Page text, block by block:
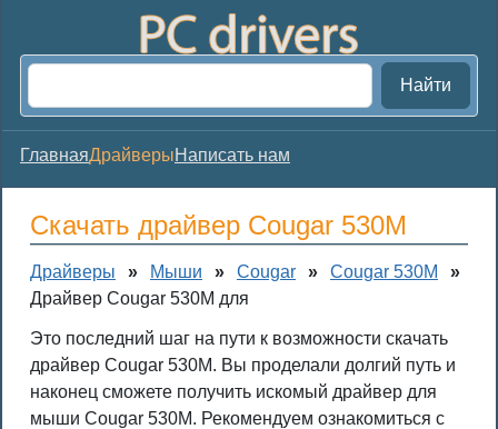
Найти
ГлавнаяДрайверыНаписать нам
Скачать драйвер Cougar 530M
Драйверы » Мыши » Cougar » Cougar 530M
»
Драйвер Cougar 530M для
Это последний шаг на пути к возможности скачать
драйвер Cougar 530M. Вы проделали долгий путь и
наконец сможете получить искомый драйвер для
мыши Cougar 530M. Рекомендуем ознакомиться с